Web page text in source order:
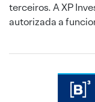
terceiros. A XP
autorizada a